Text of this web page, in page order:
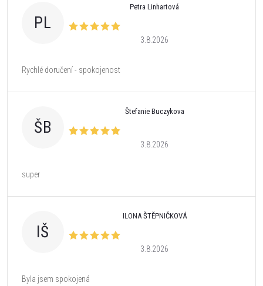
PL
Petra Linhartová
3.8.2026
Rychlé doručení - spokojenost
ŠB
Štefanie Buczykova
3.8.2026
super
IŠ
ILONA ŠTĚPNIČKOVÁ
3.8.2026
Byla jsem spokojená